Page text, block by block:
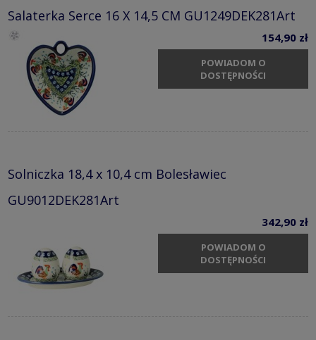
Salaterka Serce 16 X 14,5 CM GU1249DEK281Art
154,90 zł
POWIADOM O
DOSTĘPNOŚCI
Solniczka 18,4 x 10,4 cm Bolesławiec
GU9012DEK281Art
342,90 zł
POWIADOM O
DOSTĘPNOŚCI